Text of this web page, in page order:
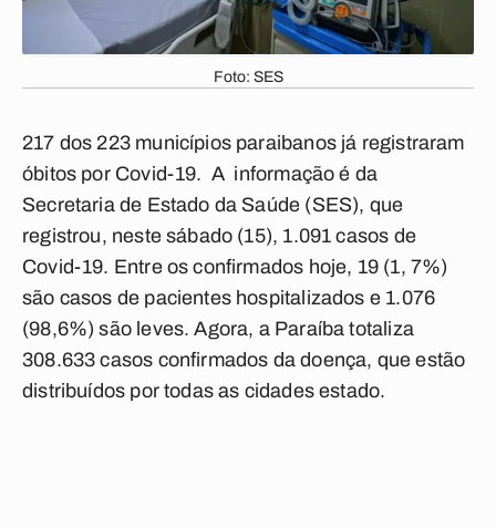
Foto: SES
217 dos 223 municípios paraibanos já registraram
óbitos por Covid-19. A informação é da
Secretaria de Estado da Saúde (SES), que
registrou, neste sábado (15), 1.091 casos de
Covid-19. Entre os confirmados hoje, 19 (1, 7%)
são casos de pacientes hospitalizados e 1.076
(98,6%) são leves. Agora, a Paraíba totaliza
308.633 casos confirmados da doença, que estão
distribuídos por todas as cidades estado.